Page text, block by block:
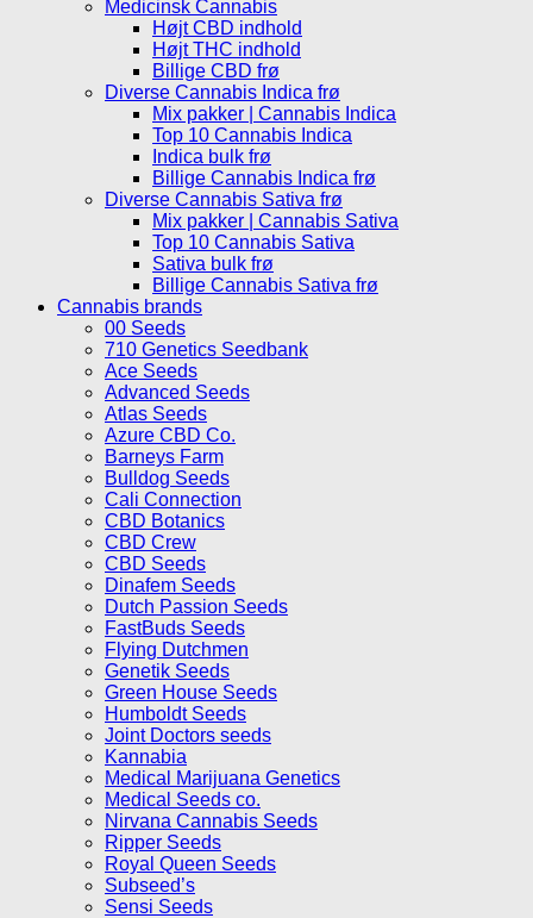
Medicinsk Cannabis
Højt CBD indhold
Højt THC indhold
Billige CBD frø
Diverse Cannabis Indica frø
Mix pakker | Cannabis Indica
Top 10 Cannabis Indica
Indica bulk frø
Billige Cannabis Indica frø
Diverse Cannabis Sativa frø
Mix pakker | Cannabis Sativa
Top 10 Cannabis Sativa
Sativa bulk frø
Billige Cannabis Sativa frø
Cannabis brands
00 Seeds
710 Genetics Seedbank
Ace Seeds
Advanced Seeds
Atlas Seeds
Azure CBD Co.
Barneys Farm
Bulldog Seeds
Cali Connection
CBD Botanics
CBD Crew
CBD Seeds
Dinafem Seeds
Dutch Passion Seeds
FastBuds Seeds
Flying Dutchmen
Genetik Seeds
Green House Seeds
Humboldt Seeds
Joint Doctors seeds
Kannabia
Medical Marijuana Genetics
Medical Seeds co.
Nirvana Cannabis Seeds
Ripper Seeds
Royal Queen Seeds
Subseed’s
Sensi Seeds